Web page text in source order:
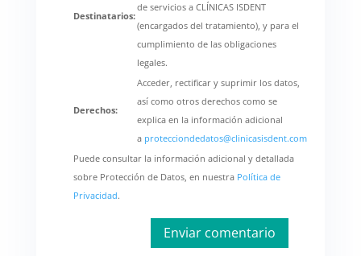
Destinatarios:
de servicios a CLÍNICAS ISDENT
(encargados del tratamiento), y para el
cumplimiento de las obligaciones
legales.
Derechos:
Acceder, rectificar y suprimir los datos,
así como otros derechos como se
explica en la información adicional
a protecciondedatos@clinicasisdent.com
Puede consultar la información adicional y detallada
sobre Protección de Datos, en nuestra Política de
Privacidad.